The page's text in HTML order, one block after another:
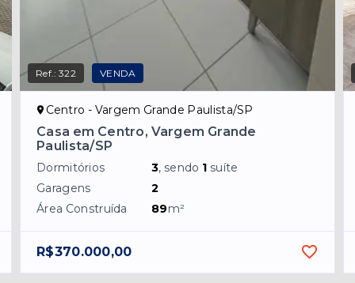
Ref.:322 VENDA
Centro - Vargem Grande Paulista/SP
Casa em Centro, Vargem Grande
Paulista/SP
Dormitórios 3, sendo 1 suíte
Garagens
2
Área Construída
89m²
R$370.000,00